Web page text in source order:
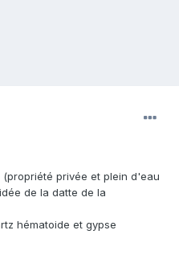
privée et plein d'eau
de la datte de la
hématoide et gypse